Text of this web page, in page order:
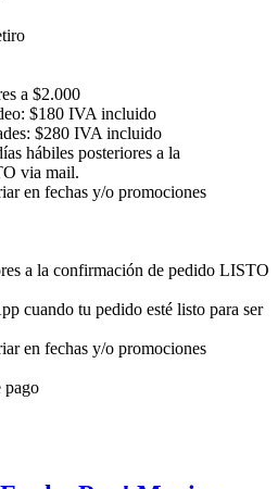
a $2.000
$180 IVA incluido
$280 IVA incluido
hábiles posteriores a la
via mail.
en fechas y/o promociones
a la confirmación de pedido LISTO
cuando tu pedido esté listo para ser
en fechas y/o promociones
pago